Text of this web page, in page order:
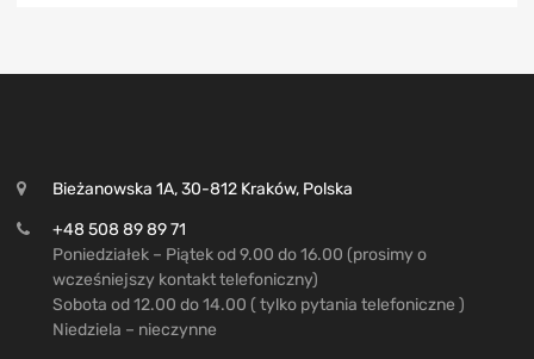
Bieżanowska 1A, 30-812 Kraków, Polska
+48 508 89 89 71
Poniedziałek – Piątek od 9.00 do 16.00 (prosimy o
wcześniejszy kontakt telefoniczny)
Sobota od 12.00 do 14.00 ( tylko pytania telefoniczne )
Niedziela – nieczynne